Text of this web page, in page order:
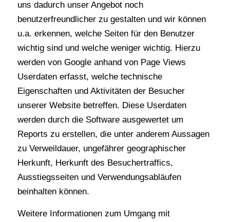
uns dadurch unser Angebot noch
benutzerfreundlicher zu gestalten und wir können
u.a. erkennen, welche Seiten für den Benutzer
wichtig sind und welche weniger wichtig. Hierzu
werden von Google anhand von Page Views
Userdaten erfasst, welche technische
Eigenschaften und Aktivitäten der Besucher
unserer Website betreffen. Diese Userdaten
werden durch die Software ausgewertet um
Reports zu erstellen, die unter anderem Aussagen
zu Verweildauer, ungefährer geographischer
Herkunft, Herkunft des Besuchertraffics,
Ausstiegsseiten und Verwendungsabläufen
beinhalten können.
Weitere Informationen zum Umgang mit